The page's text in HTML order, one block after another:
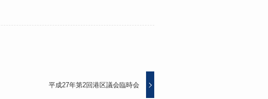
平成27年第2回港区議会臨時会